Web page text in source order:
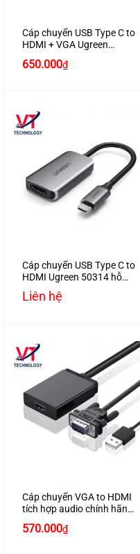
Cáp chuyển USB Type C to
HDMI + VGA Ugreen
650.000₫
Cáp chuyển USB Type C to
HDMI Ugreen 50314 hỗ
trợ 4K2K
Liên hệ
Cáp chuyển VGA to HDMI
tích hợp audio chính hãng
570.000₫